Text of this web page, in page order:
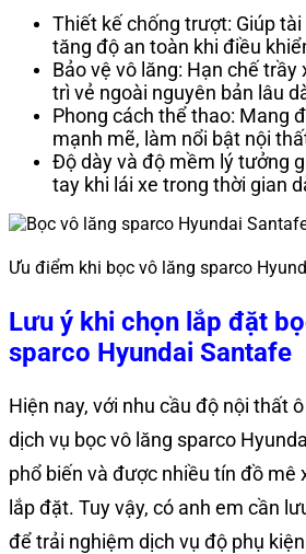
Thiết kế chống trượt: Giúp
tăng độ an toàn khi điều
Bảo vệ vô lăng: Hạn chế
trì vẻ ngoài nguyên bản lâu
Phong cách thể thao: Mang
mạnh mẽ, làm nổi bật nội
Độ dày và độ mềm lý tưởng
tay khi lái xe trong thời gian
Ưu điểm khi bọc vô lăng sparco
Lưu ý khi chọn lắp đặt
sparco Hyundai Santafe
Hiện nay, với nhu cầu độ nội thất
dịch vụ bọc vô lăng sparco
phổ biến và được nhiều tín đồ mê
lắp đặt. Tuy vậy, có anh em cần
để trải nghiệm dịch vụ độ phụ